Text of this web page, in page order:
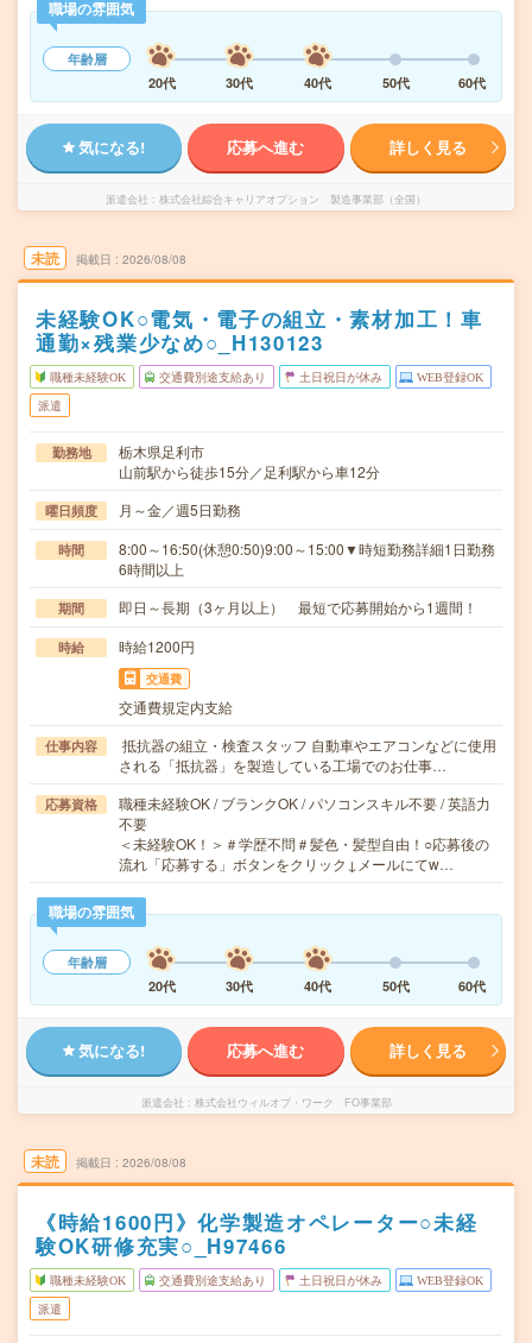
職場の雰囲気
年齢層
20代
30代 40代 50代 60代
気になる! 応募へ進む 詳しく見る
派遣会社 株式会社綜合キャリアオプション 製造事業部（全国）
未読 掲載日 2026/08/08
未経験OK○電気・電子の組立・素材加工！車
通勤×残業少なめ○_H130123
職種未経験OK 交通費別途支給あり 土日祝日が休み WEB登録OK
派遣
勤務地
栃木県足利市
山前駅から徒歩15分／足利駅から車12分
曜日頻度 月～金／週5日勤務
時間
8:00～16:50(休憩0:50)9:00～15:00▼時短勤務詳細1日勤務
6時間以上
期間 即日～長期（3ヶ月以上） 最短で応募開始から1週間！
時給 時給1200円
交通費
交通費規定内支給
仕事内容
抵抗器の組立・検査スタッフ 自動車やエアコンなどに使用
される「抵抗器」を製造している工場でのお仕事…
応募資格
職種未経験OK / ブランクOK / パソコンスキル不要 / 英語力
不要
＜未経験OK！＞＃学歴不問＃髪色・髪型自由！○応募後の
流れ「応募する」ボタンをクリック↓メールにてw…
職場の雰囲気
年齢層
20代
30代 40代 50代 60代
気になる! 応募へ進む 詳しく見る
派遣会社 株式会社ウィルオブ・ワーク FO事業部
未読 掲載日 2026/08/08
《時給1600円》化学製造オペレーター○未経
験OK研修充実○_H97466
職種未経験OK 交通費別途支給あり 土日祝日が休み WEB登録OK
派遣